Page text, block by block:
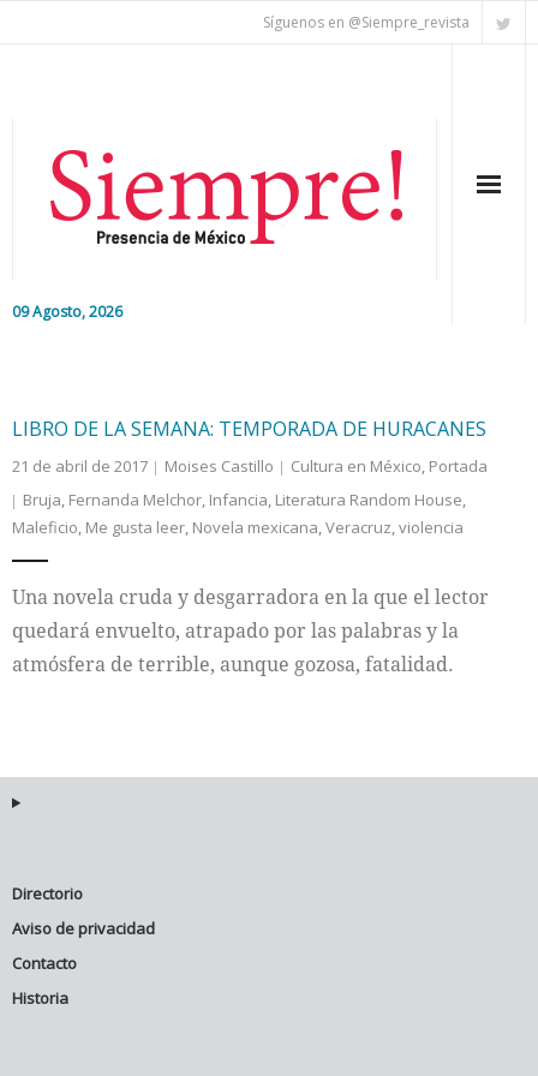
Síguenos en @Siempre_revista
09 Agosto, 2026
Nacional
Colaboradores
Internacional
LIBRO DE LA SEMANA: TEMPORADA DE HURACANES
21 de abril de 2017 Moises Castillo Cultura en México, Portada
Bruja, Fernanda Melchor, Infancia, Literatura Random House,
Maleficio, Me gusta leer, Novela mexicana,Veracruz,violencia
Una novela cruda y desgarradora en la que el lector
quedará envuelto, atrapado por las palabras y la
atmósfera de terrible, aunque gozosa, fatalidad.
Directorio
Aviso de privacidad
Contacto
Historia